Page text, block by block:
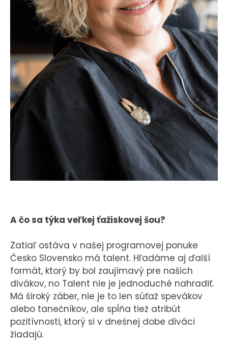
A čo sa týka veľkej ťažiskovej šou?
Zatiaľ ostáva v našej programovej ponuke
Česko Slovensko má talent. Hľadáme aj ďalší
formát, ktorý by bol zaujímavý pre našich
divákov, no Talent nie je jednoduché nahradiť.
Má široký záber, nie je to len súťaž spevákov
alebo tanečníkov, ale spĺňa tiež atribút
pozitívnosti, ktorý si v dnešnej dobe diváci
žiadajú.